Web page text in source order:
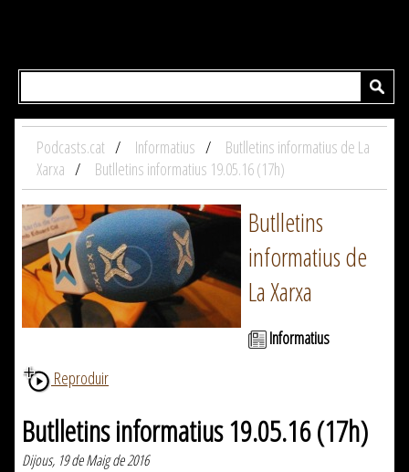
Podcasts.cat Informatius
Butlletins informatius de La
Xarxa
Butlletins informatius 19.05.16 (17h)
Butlletins
informatius de
La Xarxa
Informatius
Reproduir
Butlletins informatius 19.05.16 (17h)
Dijous, 19 de Maig de 2016